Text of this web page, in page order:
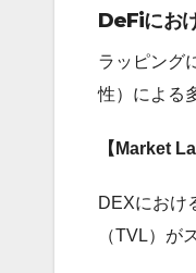
DeFiにお
ラッピング
性）による
【Market
DEXにおけ
（TVL）が